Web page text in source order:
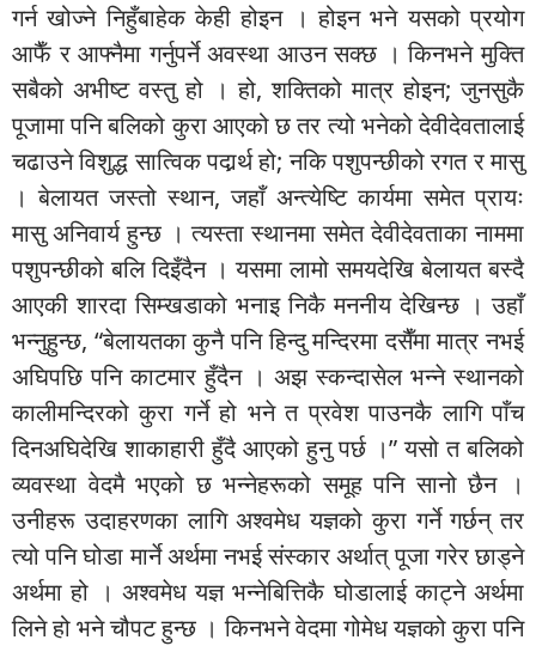
गर्न खोज्ने निहुँबाहेक केही होइन । होइन भने यसको प्रयोग
आफैँ र आफ्नैमा गर्नुपर्ने अवस्था आउन सक्छ । किनभने मुक्ति
सबैको अभीष्ट वस्तु हो । हो, शक्तिको मात्र होइन; जुनसुकै
पूजामा पनि बलिको कुरा आएको छ तर त्यो भनेको देवीदेवतालाई
चढाउने विशुद्ध सात्विक पदार्र्थ हो; नकि पशुपन्छीको रगत र मासु
। बेलायत जस्तो स्थान, जहाँ अन्त्येष्टि कार्यमा समेत प्रायः
मासु अनिवार्य हुन्छ । त्यस्ता स्थानमा समेत देवीदेवताका नाममा
पशुपन्छीको बलि दिइँदैन । यसमा लामो समयदेखि बेलायत बस्दै
आएकी शारदा सिम्खडाको भनाइ निकै मननीय देखिन्छ । उहाँ
भन्नुहुन्छ, “बेलायतका कुनै पनि हिन्दु मन्दिरमा दसैँमा मात्र नभई
अघिपछि पनि काटमार हुँदैन । अझ स्कन्दासेल भन्ने स्थानको
कालीमन्दिरको कुरा गर्ने हो भने त प्रवेश पाउनकै लागि पाँच
दिनअघिदेखि शाकाहारी हुँदै आएको हुनु पर्छ ।” यसो त बलिको
व्यवस्था वेदमै भएको छ भन्नेहरूको समूह पनि सानो छैन ।
उनीहरू उदाहरणका लागि अश्वमेध यज्ञको कुरा गर्ने गर्छन् तर
त्यो पनि घोडा मार्ने अर्थमा नभई संस्कार अर्थात् पूजा गरेर छाड्ने
अर्थमा हो । अश्वमेध यज्ञ भन्नेबित्तिकै घोडालाई काट्ने अर्थमा
लिने हो भने चौपट हुन्छ । किनभने वेदमा गोमेध यज्ञको कुरा पनि